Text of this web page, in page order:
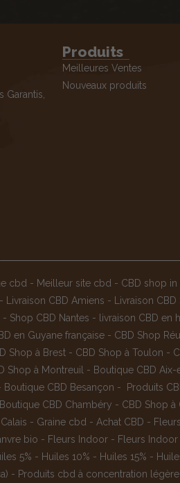
Garantis,
Produits
Meilleures Ventes
Nouveaux produits
cbd - Meilleur site cbd - CBD shop in
- Livraison CBD Amiens - Livraison
- Shop CBD Nantes - livraison CBD en
en Guyane française - CBD Shop
Shop à Brest - CBD Shop à Toulon -
Shop à Montreuil - Boutique CBD
Boutique CBD Besançon - Produits
Boutique CBD Chambéry - CBD Shop à
- Graine cbd - Achat CBD -
bio - Fleurs Indoor - Fleurs Indoor
5% - Huiles 10% - Huiles 15% -
- Produits cbd à concentration légère